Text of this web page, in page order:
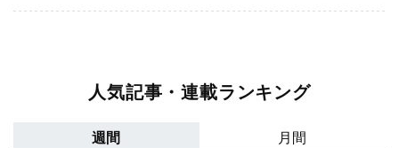
人気記事・連載ランキング
週間 月間